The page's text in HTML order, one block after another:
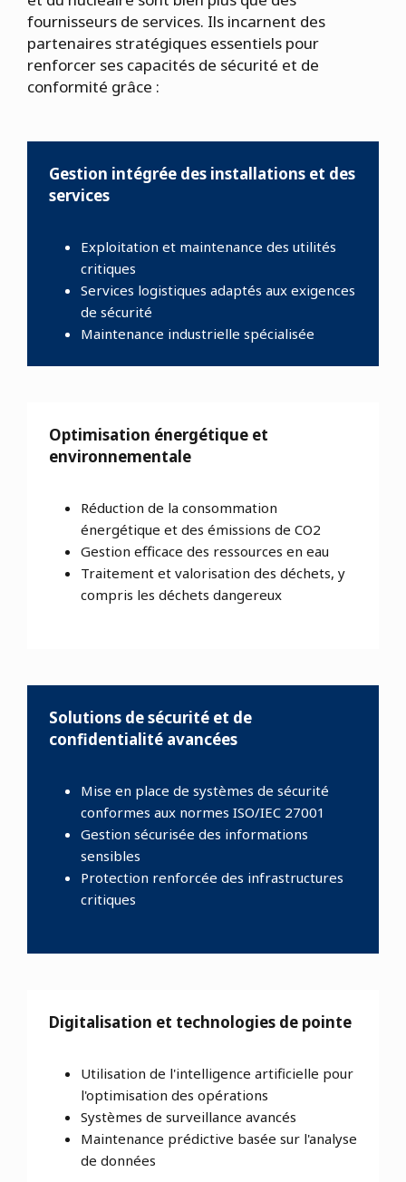
fournisseurs de services. Ils incarnent des
partenaires stratégiques essentiels pour
renforcer ses capacités de sécurité et de
conformité grâce :
Gestion intégrée des installations et des
services
Exploitation et maintenance des utilités
critiques
Services logistiques adaptés aux exigences
de sécurité
Maintenance industrielle spécialisée
Optimisation énergétique et
environnementale
Réduction de la consommation
énergétique et des émissions de CO2
Gestion efficace des ressources en eau
Traitement et valorisation des déchets, y
compris les déchets dangereux
Solutions de sécurité et de
confidentialité avancées
Mise en place de systèmes de sécurité
conformes aux normes ISO/IEC 27001
Gestion sécurisée des informations
sensibles
Protection renforcée des infrastructures
critiques
Digitalisation et technologies de pointe
Utilisation de l'intelligence artificielle pour
l'optimisation des opérations
Systèmes de surveillance avancés
Maintenance prédictive basée sur l'analyse
de données